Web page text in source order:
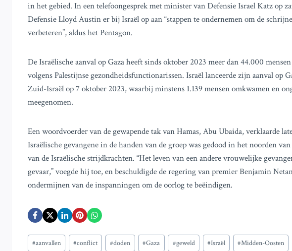
in het gebied. In een telefoongesprek met minister van Defensie Israel Katz op
Defensie Lloyd Austin er bij Israël op aan “stappen te ondernemen om de
verbeteren”, aldus het Pentagon.
De Israëlische aanval op Gaza heeft sinds oktober 2023 meer dan 44.000
volgens Palestijnse gezondheidsfunctionarissen. Israël lanceerde zijn aanval op
Zuid-Israël op 7 oktober 2023, waarbij minstens 1.139 mensen omkwamen en
meegenomen.
Een woordvoerder van de gewapende tak van Hamas, Abu Ubaida, verklaarde
Israëlische gevangene in de handen van de groep was gedood in het noorden
van de Israëlische strijdkrachten. “Het leven van een andere vrouwelijke
gevaar,” voegde hij toe, en beschuldigde de regering van premier Benjamin
ondermijnen van de inspanningen om de oorlog te beëindigen.
Bericht
#aanvallen #conflict #doden #Gaza #geweld #Israël #Midden-Oosten